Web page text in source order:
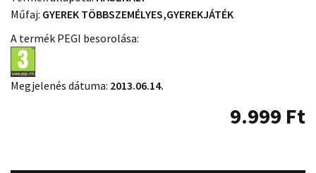
Műfaj: GYEREK TÖBBSZEMÉLYES,GYEREKJÁTÉK
A termék PEGI besorolása:
Megjelenés dátuma: 2013.06.14.
9.999 Ft